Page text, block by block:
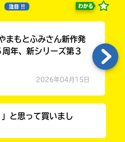
注目 !! わかる
まもとふみさん新作発
年、新シリーズ第３
2026年04月15日
と思って買いまし